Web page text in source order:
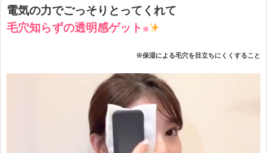
電気の力でごっそりとってくれて
毛穴知らずの透明感ゲット ※
※保湿による毛穴を目立ちにくくすること